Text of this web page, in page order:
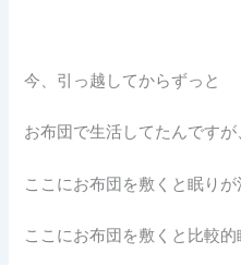
今、引っ越してからずっと
お布団で生活してたんですが
ここにお布団を敷くと眠りが
ここにお布団を敷くと比較的